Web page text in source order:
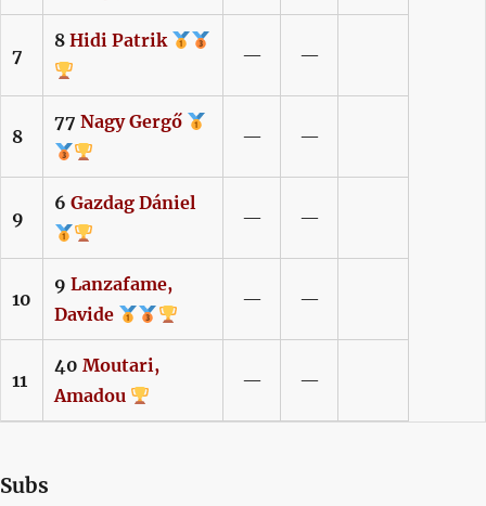
7
8 Hidi Patrik
— —
8
77 Nagy Gergő
— —
9
6 Gazdag Dániel
— —
10
9 Lanzafame,
Davide
— —
11
40 Moutari,
Amadou
— —
Subs